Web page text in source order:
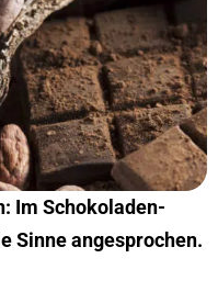
Im Schokoladen-
Sinne angesprochen.